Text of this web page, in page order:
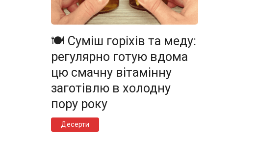
🍽️ Суміш горіхів та меду:
регулярно готую вдома
цю смачну вітамінну
заготівлю в холодну
пору року
Десерти